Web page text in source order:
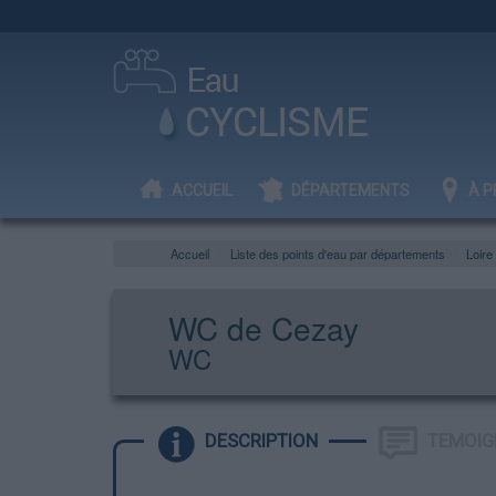
ACCUEIL DÉPARTEMENTS À
Accueil Liste des points d'eau par départements Loire
WC de Cezay
WC
DESCRIPTION